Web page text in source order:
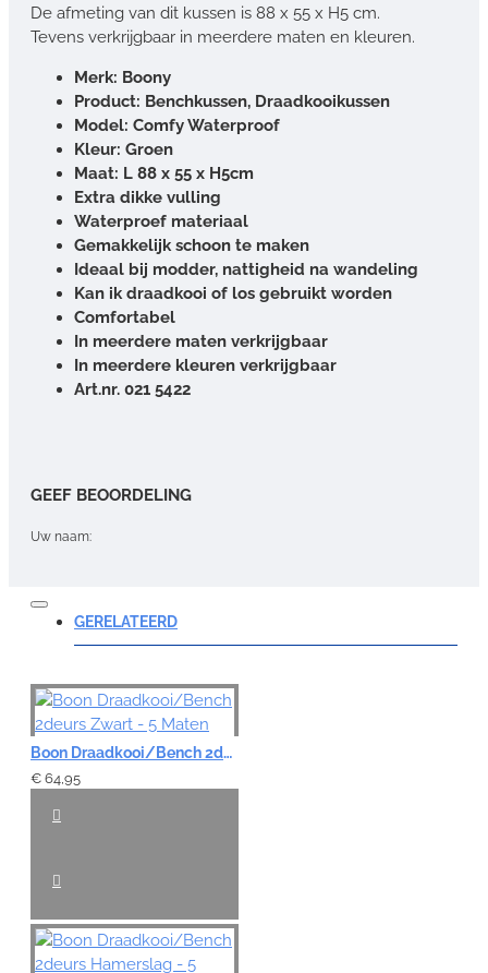
De afmeting van dit kussen is 88 x 55 x H5 cm.
Tevens verkrijgbaar in meerdere maten en kleuren.
Merk: Boony
Product: Benchkussen, Draadkooikussen
Model: Comfy Waterproof
Kleur: Groen
Maat: L 88 x 55 x H5cm
Extra dikke vulling
Waterproef materiaal
Gemakkelijk schoon te maken
Ideaal bij modder, nattigheid na wandeling
Kan ik draadkooi of los gebruikt worden
Comfortabel
In meerdere maten verkrijgbaar
In meerdere kleuren verkrijgbaar
Art.nr. 021 5422
GEEF BEOORDELING
Uw naam:
Opmerking:
Note: HTML-code wordt niet vertaald!
Waardering:
GERELATEERD
Boon Draadkooi/Bench 2deurs Zwart - 5 Maten
€ 64,95